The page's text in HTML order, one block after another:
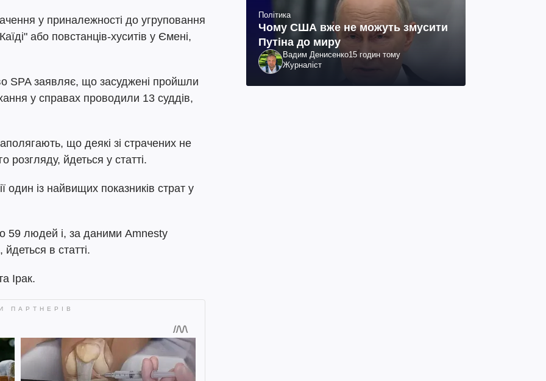
у приналежності до угруповання
або повстанців-хуситів у Ємені,
SPA заявляє, що засуджені пройшли
у справах проводили 13 суддів,
що деякі зі страчених не
розгляду, йдеться у статті.
один із найвищих показників страт у
59 людей і, за даними Amnesty
в статті.
Ірак.
Політика
Чому США вже не можуть змусити
Путіна до миру
Вадим Денисенко15 годин тому
Журналіст